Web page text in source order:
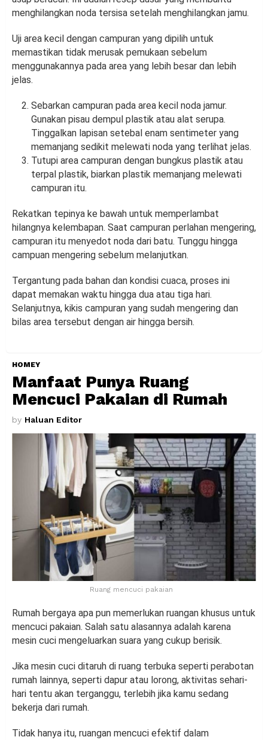
menghilangkan noda tersisa setelah menghilangkan jamu.
Uji area kecil dengan campuran yang dipilih untuk
memastikan tidak merusak pemukaan sebelum
menggunakannya pada area yang lebih besar dan lebih
jelas.
Sebarkan campuran pada area kecil noda jamur.
Gunakan pisau dempul plastik atau alat serupa.
Tinggalkan lapisan setebal enam sentimeter yang
memanjang sedikit melewati noda yang terlihat jelas.
Tutupi area campuran dengan bungkus plastik atau
terpal plastik, biarkan plastik memanjang melewati
campuran itu.
Rekatkan tepinya ke bawah untuk memperlambat
hilangnya kelembapan. Saat campuran perlahan mengering,
campuran itu menyedot noda dari batu. Tunggu hingga
campuan mengering sebelum melanjutkan.
Tergantung pada bahan dan kondisi cuaca, proses ini
dapat memakan waktu hingga dua atau tiga hari.
Selanjutnya, kikis campuran yang sudah mengering dan
bilas area tersebut dengan air hingga bersih.
HOMEY
Manfaat Punya Ruang
Mencuci Pakaian di Rumah
by Haluan Editor
Ruang mencuci pakaian
Rumah bergaya apa pun memerlukan ruangan khusus untuk
mencuci pakaian. Salah satu alasannya adalah karena
mesin cuci mengeluarkan suara yang cukup berisik.
Jika mesin cuci ditaruh di ruang terbuka seperti perabotan
rumah lainnya, seperti dapur atau lorong, aktivitas sehari-
hari tentu akan terganggu, terlebih jika kamu sedang
bekerja dari rumah.
Tidak hanya itu, ruangan mencuci efektif dalam